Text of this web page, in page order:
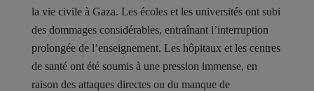
la vie civile à Gaza. Les écoles et les universités ont subi
des dommages considérables, entraînant l’interruption
prolongée de l’enseignement. Les hôpitaux et les centres
de santé ont été soumis à une pression immense, en
raison des attaques directes ou du manque de